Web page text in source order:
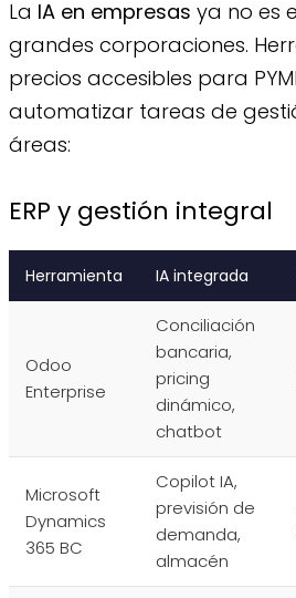
La IA en empresas ya no es
grandes corporaciones.
precios accesibles para
automatizar tareas de
áreas:
ERP y gestión integral
Herramienta IA integrada
Odoo
Enterprise
Conciliación
bancaria,
pricing
dinámico,
chatbot
Microsoft
Dynamics
365 BC
Copilot IA,
previsión de
demanda,
almacén